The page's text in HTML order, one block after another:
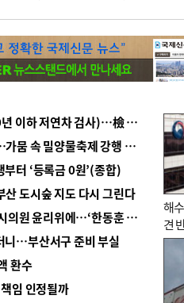
■ 검사 신분 버리고 직급하향(10년 이하 저연차 검사)…檢 중수청행 기피
■ 지역 상권도 말라죽을 판이라…가뭄 속 밀양물축제 강행 논란
터 ‘등록금 0원’(종합)
도시숲 지도 다시 그린다
■ 국힘 부산시당, ‘정이한 조력’ 시의원 윤리위에…‘한동훈 지지’도 신고접수
니…부산서구 준비 부실
환수
임 인정될까
해
견